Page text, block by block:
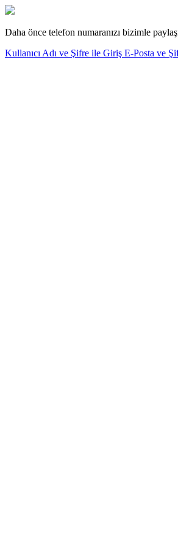
Daha önce telefon numaranızı bizimle
Kullanıcı Adı ve Şifre ile Giriş E-Posta ve